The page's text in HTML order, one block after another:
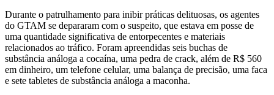
Durante o patrulhamento para inibir práticas delituosas, os agentes
do GTAM se depararam com o suspeito, que estava em posse de
uma quantidade significativa de entorpecentes e materiais
relacionados ao tráfico. Foram apreendidas seis buchas de
substância análoga a cocaína, uma pedra de crack, além de R$ 560
em dinheiro, um telefone celular, uma balança de precisão, uma faca
e sete tabletes de substância análoga a maconha.